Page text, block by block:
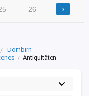
26 ›
Dornbirn
Antiquitäten